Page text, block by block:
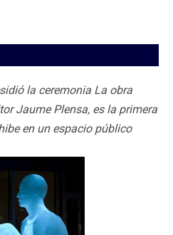
la ceremonia La obra
Jaume Plensa, es la primera
en un espacio público